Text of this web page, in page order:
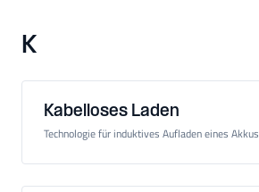
K
Kabelloses Laden
Technologie für induktives Aufladen eines Akkus